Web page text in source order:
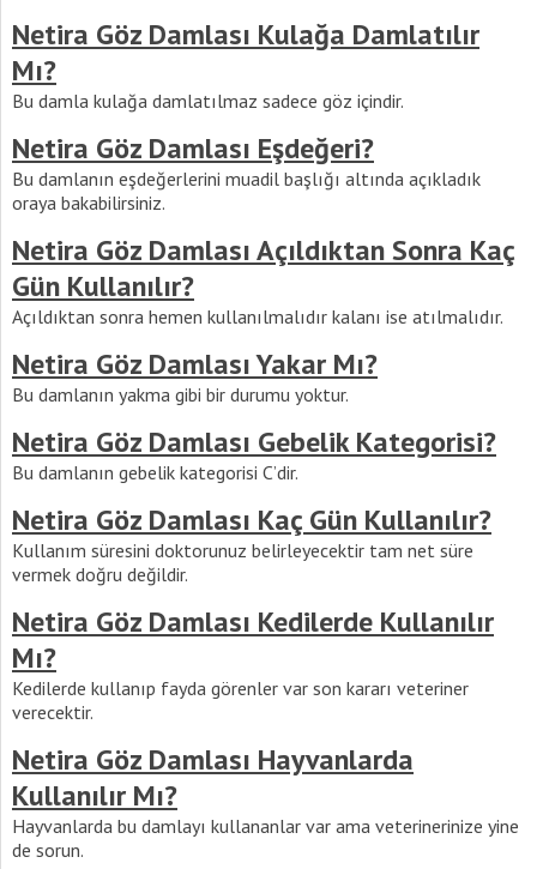
Netira Göz Damlası Kulağa Damlatılır
Mı?
Bu damla kulağa damlatılmaz sadece göz içindir.
Netira Göz Damlası Eşdeğeri?
Bu damlanın eşdeğerlerini muadil başlığı altında açıkladık
oraya bakabilirsiniz.
Netira Göz Damlası Açıldıktan Sonra Kaç
Gün Kullanılır?
Açıldıktan sonra hemen kullanılmalıdır kalanı ise atılmalıdır.
Netira Göz Damlası Yakar Mı?
Bu damlanın yakma gibi bir durumu yoktur.
Netira Göz Damlası Gebelik Kategorisi?
Bu damlanın gebelik kategorisi C’dir.
Netira Göz Damlası Kaç Gün Kullanılır?
Kullanım süresini doktorunuz belirleyecektir tam net süre
vermek doğru değildir.
Netira Göz Damlası Kedilerde Kullanılır
Mı?
Kedilerde kullanıp fayda görenler var son kararı veteriner
verecektir.
Netira Göz Damlası Hayvanlarda
Kullanılır Mı?
Hayvanlarda bu damlayı kullananlar var ama veterinerinize yine
de sorun.